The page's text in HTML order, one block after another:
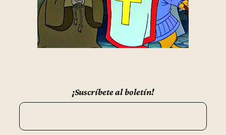
¡Suscríbete al boletín!